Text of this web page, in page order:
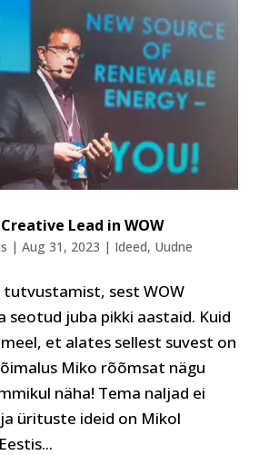
Lead in WOW
| Aug 31, 2023 | Ideed, Uudne
tutvustamist, sest WOW
seotud juba pikki aastaid. Kuid
et alates sellest suvest on
Miko rõõmsat nägu
näha! Tema naljad ei
ürituste ideid on Mikol